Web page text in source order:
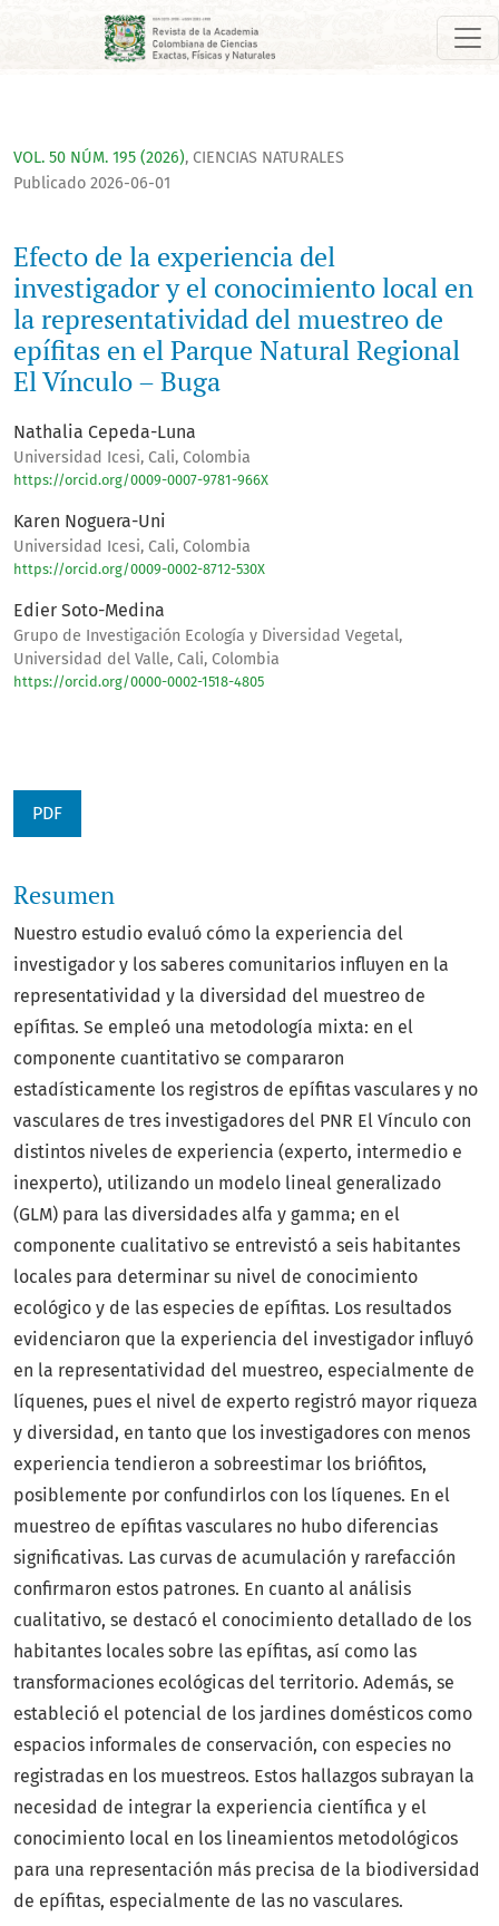
Efecto de la experiencia del investigador y el conocimiento
VOL. 50 NÚM. 195 (2026), CIENCIAS NATURALES
Efecto de la experiencia del
investigador y el conocimiento local en
la representatividad del muestreo de
epífitas en el Parque Natural Regional
El Vínculo – Buga
Publicado 2026-06-01
Nathalia Cepeda-Luna
Universidad Icesi, Cali, Colombia
https://orcid.org/0009-0007-9781-966X
Karen Noguera-Uni
Universidad Icesi, Cali, Colombia
https://orcid.org/0009-0002-8712-530X
Edier Soto-Medina
Grupo de Investigación Ecología y Diversidad Vegetal,
Universidad del Valle, Cali, Colombia
https://orcid.org/0000-0002-1518-4805
PDF
Resumen
Nuestro estudio evaluó cómo la experiencia del
investigador y los saberes comunitarios influyen en la
representatividad y la diversidad del muestreo de
epífitas. Se empleó una metodología mixta: en el
componente cuantitativo se compararon
estadísticamente los registros de epífitas vasculares y no
vasculares de tres investigadores del PNR El Vínculo con
distintos niveles de experiencia (experto, intermedio e
inexperto), utilizando un modelo lineal generalizado
(GLM) para las diversidades alfa y gamma; en el
componente cualitativo se entrevistó a seis habitantes
locales para determinar su nivel de conocimiento
ecológico y de las especies de epífitas. Los resultados
evidenciaron que la experiencia del investigador influyó
en la representatividad del muestreo, especialmente de
líquenes, pues el nivel de experto registró mayor riqueza
y diversidad, en tanto que los investigadores con menos
experiencia tendieron a sobreestimar los briófitos,
posiblemente por confundirlos con los líquenes. En el
muestreo de epífitas vasculares no hubo diferencias
significativas. Las curvas de acumulación y rarefacción
confirmaron estos patrones. En cuanto al análisis
cualitativo, se destacó el conocimiento detallado de los
habitantes locales sobre las epífitas, así como las
transformaciones ecológicas del territorio. Además, se
estableció el potencial de los jardines domésticos como
espacios informales de conservación, con especies no
registradas en los muestreos. Estos hallazgos subrayan la
necesidad de integrar la experiencia científica y el
conocimiento local en los lineamientos metodológicos
para una representación más precisa de la biodiversidad
de epífitas, especialmente de las no vasculares.